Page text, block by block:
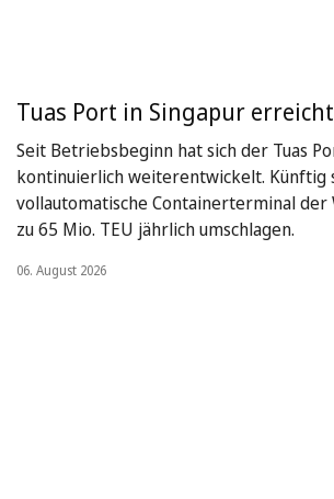
Tuas Port in Singapur erreicht
Seit Betriebsbeginn hat sich der Tuas
kontinuierlich weiterentwickelt. Künftig
vollautomatische Containerterminal der
zu 65 Mio. TEU jährlich umschlagen.
06. August 2026